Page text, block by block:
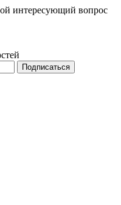
интересующий вопрос
Подписаться